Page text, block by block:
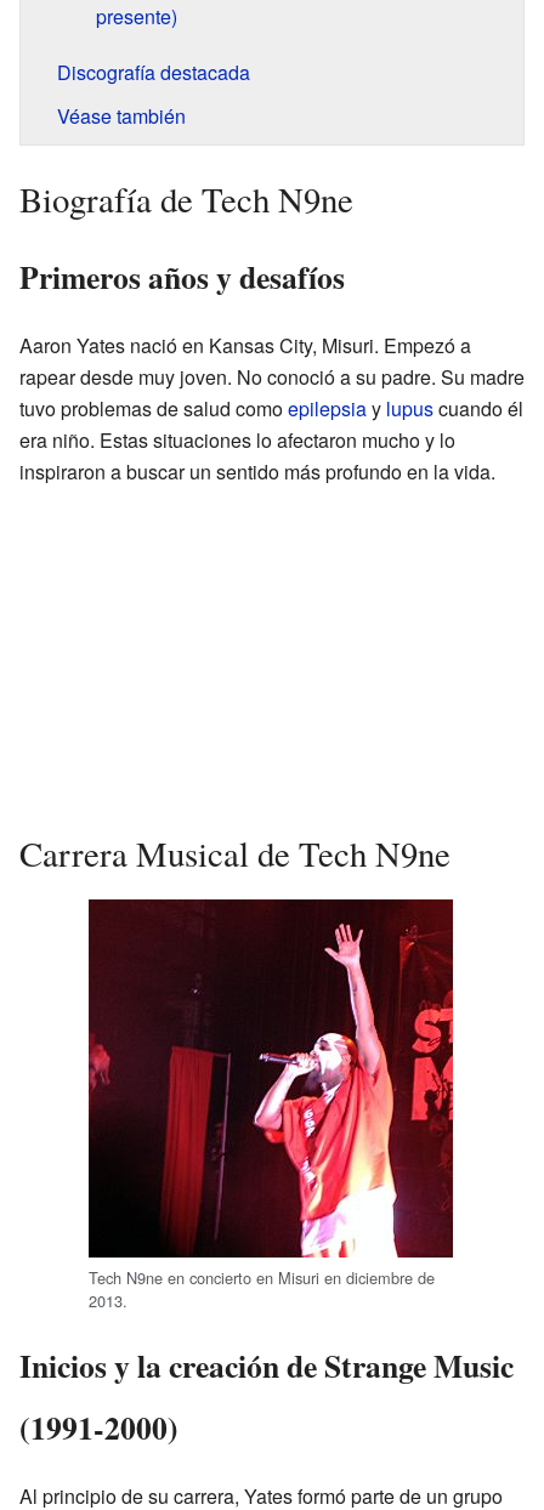
presente)
Discografía destacada
Véase también
Biografía de Tech N9ne
Primeros años y desafíos
Aaron Yates nació en Kansas City, Misuri. Empezó a
rapear desde muy joven. No conoció a su padre. Su madre
tuvo problemas de salud comoepilepsiay lupuscuando él
era niño. Estas situaciones lo afectaron mucho y lo
inspiraron a buscar un sentido más profundo en la vida.
Carrera Musical de Tech N9ne
Tech N9ne en concierto en Misuri en diciembre de
2013.
Inicios y la creación de Strange Music
(1991-2000)
Al principio de su carrera, Yates formó parte de un grupo